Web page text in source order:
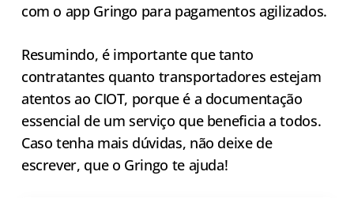
com o app Gringo para pagamentos agilizados.
Resumindo, é importante que tanto
contratantes quanto transportadores estejam
atentos ao CIOT, porque é a documentação
essencial de um serviço que beneficia a todos.
Caso tenha mais dúvidas, não deixe de
escrever, que o Gringo te ajuda!